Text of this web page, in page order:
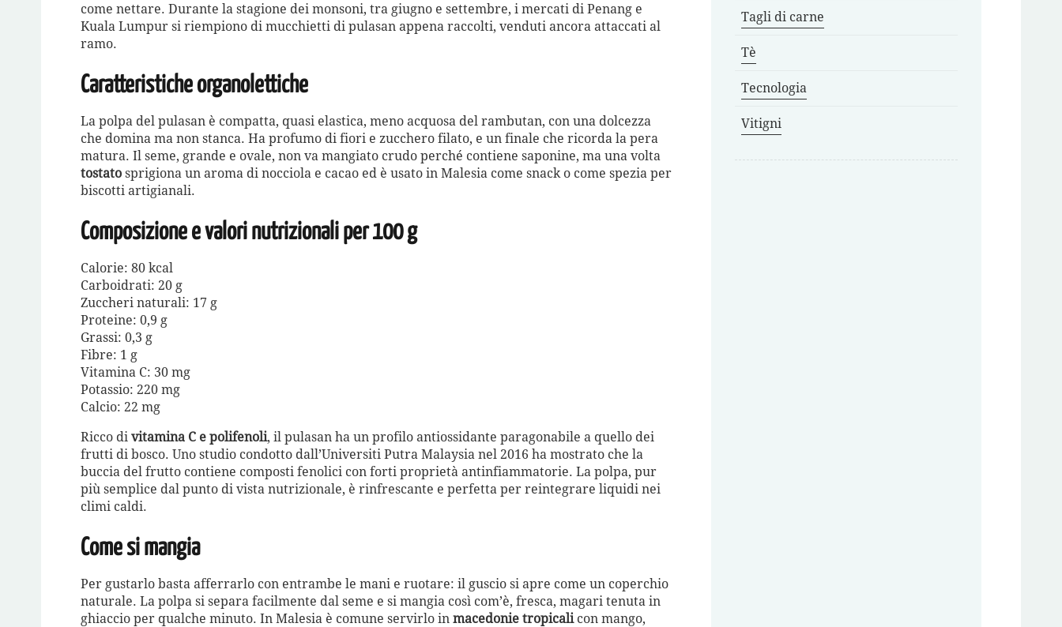
come nettare. Durante la stagione dei monsoni, tra giugno e settembre, i mercati di Penang e
Kuala Lumpur si riempiono di mucchietti di pulasan appena raccolti, venduti ancora attaccati al
ramo.
Caratteristiche organolettiche
La polpa del pulasan è compatta, quasi elastica, meno acquosa del rambutan, con una dolcezza
che domina ma non stanca. Ha profumo di fiori e zucchero filato, e un finale che ricorda la pera
matura. Il seme, grande e ovale, non va mangiato crudo perché contiene saponine, ma una volta
tostato sprigiona un aroma di nocciola e cacao ed è usato in Malesia come snack o come spezia per
biscotti artigianali.
Composizione e valori nutrizionali per 100 g
Calorie: 80 kcal
Carboidrati: 20 g
Zuccheri naturali: 17 g
Proteine: 0,9 g
Grassi: 0,3 g
Fibre: 1 g
Vitamina C: 30 mg
Potassio: 220 mg
Calcio: 22 mg
Ricco di vitamina C e polifenoli, il pulasan ha un profilo antiossidante paragonabile a quello dei
frutti di bosco. Uno studio condotto dall’Universiti Putra Malaysia nel 2016 ha mostrato che la
buccia del frutto contiene composti fenolici con forti proprietà antinfiammatorie. La polpa, pur
più semplice dal punto di vista nutrizionale, è rinfrescante e perfetta per reintegrare liquidi nei
climi caldi.
Come si mangia
Per gustarlo basta afferrarlo con entrambe le mani e ruotare: il guscio si apre come un coperchio
naturale. La polpa si separa facilmente dal seme e si mangia così com’è, fresca, magari tenuta in
ghiaccio per qualche minuto. In Malesia è comune servirlo in macedonie tropicalicon mango,
Tagli di carne
Tè
Tecnologia
Vitigni